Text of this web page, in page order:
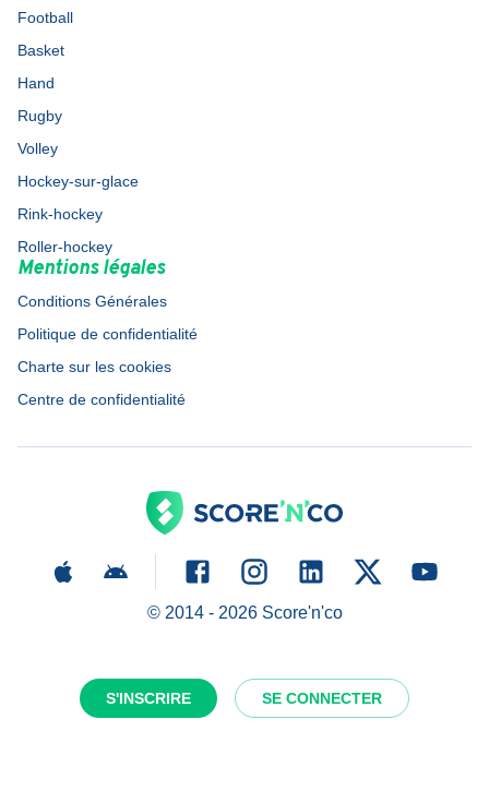
S'INSCRIRE SE CONNECTER
Football
Basket
Hand
Rugby
Volley
Hockey-sur-glace
Rink-hockey
Roller-hockey
Mentions légales
Conditions Générales
Politique de confidentialité
Charte sur les cookies
Centre de confidentialité
© 2014 - 2026Score'n'co